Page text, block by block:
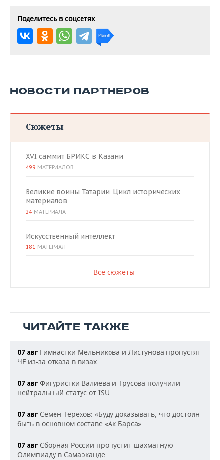
Поделитесь в соцсетях
НОВОСТИ ПАРТНЕРОВ
Сюжеты
XVI саммит БРИКС в Казани
499 МАТЕРИАЛОВ
Великие воины Татарии. Цикл исторических
материалов
24 МАТЕРИАЛА
Искусственный интеллект
181 МАТЕРИАЛ
Все сюжеты
ЧИТАЙТЕ ТАКЖЕ
07 авг Гимнастки Мельникова и Листунова пропустят
ЧЕ из-за отказа в визах
07 авг Фигуристки Валиева и Трусова получили
нейтральный статус от ISU
07 авг Семен Терехов: «Буду доказывать, что достоин
быть в основном составе «Ак Барса»
07 авг Сборная России пропустит шахматную
Олимпиаду в Самарканде